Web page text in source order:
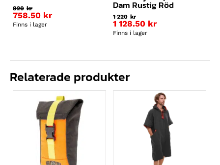
820 kr
758.50 kr
Finns i lager
Dam Rustig Röd
1 220 kr
1 128.50 kr
Finns i lager
Relaterade produkter